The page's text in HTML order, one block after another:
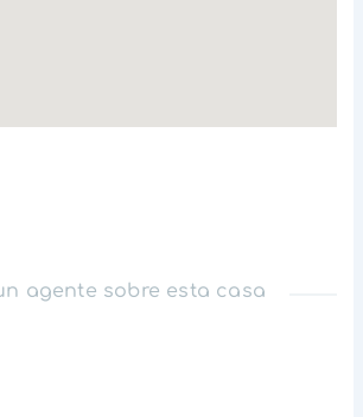
agente sobre esta casa